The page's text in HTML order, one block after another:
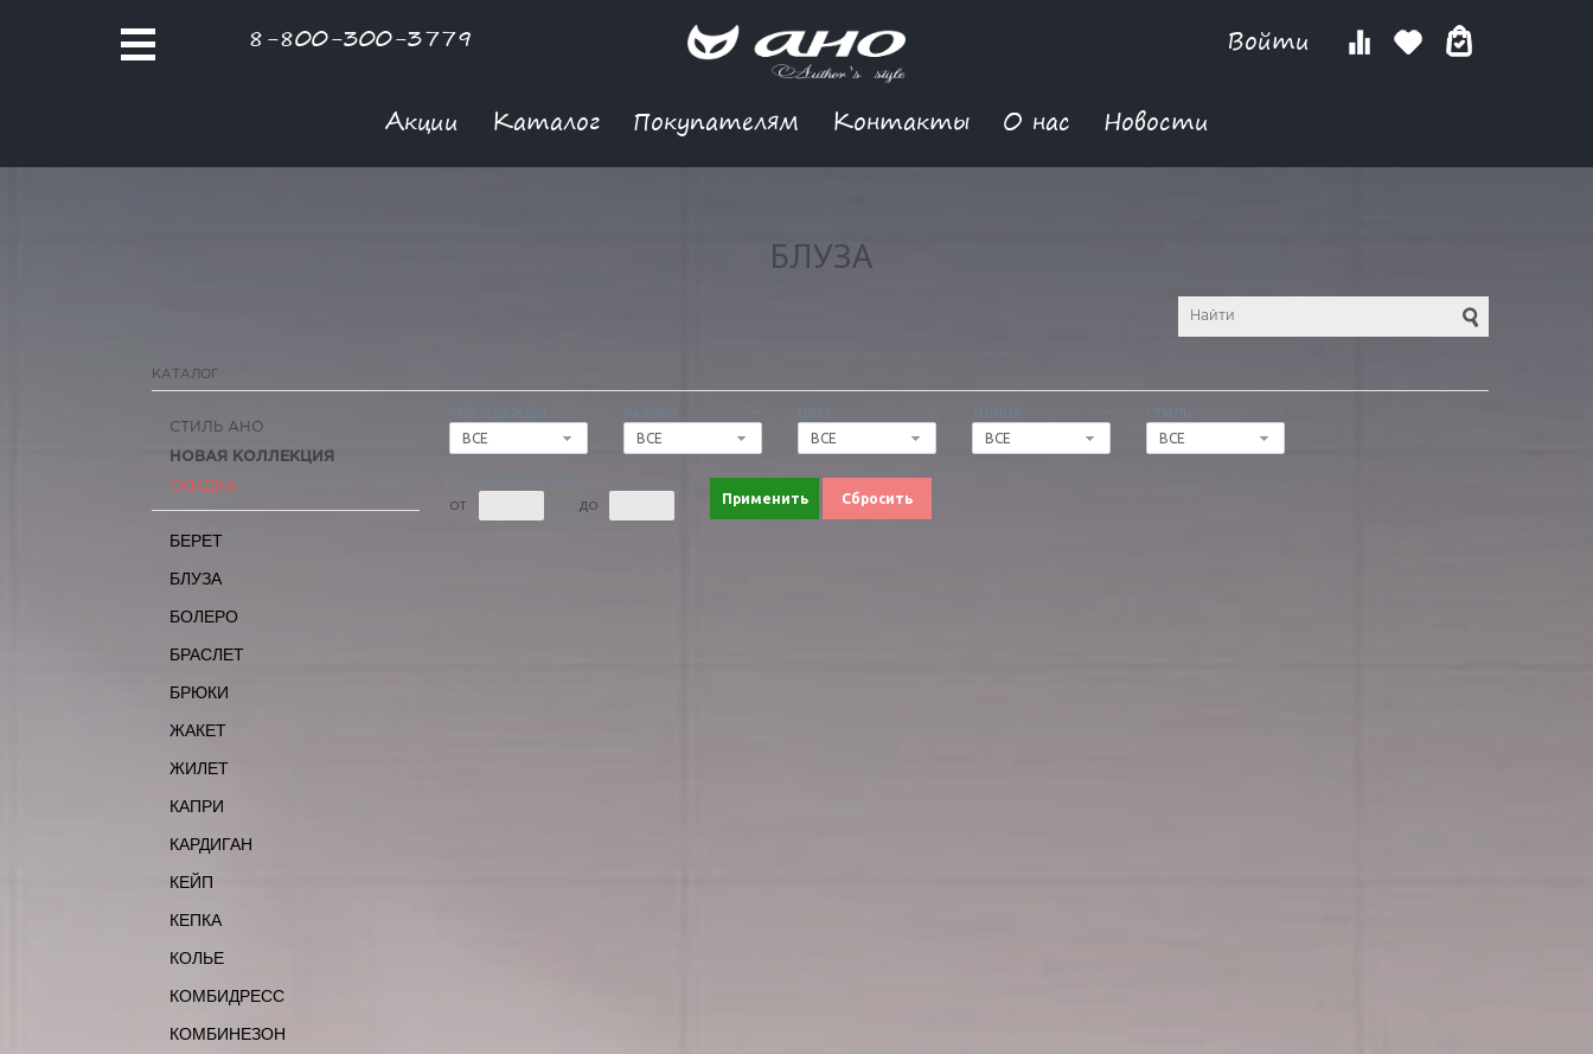
8-800-300-3779 Войти
Акции Каталог Покупателям Контакты О нас Новости
БЛУЗА
КАТАЛОГ
ВСЕ
ВСЕ
ВСЕ
ВСЕ
СТИЛЬ
ВСЕ
ОТ ДО Применить Сбросить
СТИЛЬ АНО
НОВАЯ КОЛЛЕКЦИЯ
СКИДКА
БЕРЕТ
БЛУЗА
БОЛЕРО
БРАСЛЕТ
БРЮКИ
ЖАКЕТ
ЖИЛЕТ
КАПРИ
КАРДИГАН
КЕЙП
КЕПКА
КОЛЬЕ
КОМБИДРЕСС
КОМБИНЕЗОН